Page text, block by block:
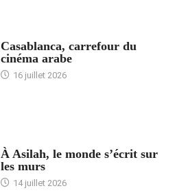
Casablanca, carrefour du
cinéma arabe
16 juillet 2026
À Asilah, le monde s’écrit sur
les murs
14 juillet 2026